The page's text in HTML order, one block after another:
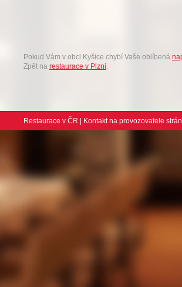
Pokud Vám v obci Kyšice chybí Vaše oblíbená
Zpět na restaurace v Plzni.
Restaurace v ČR Kontakt na provozovatele